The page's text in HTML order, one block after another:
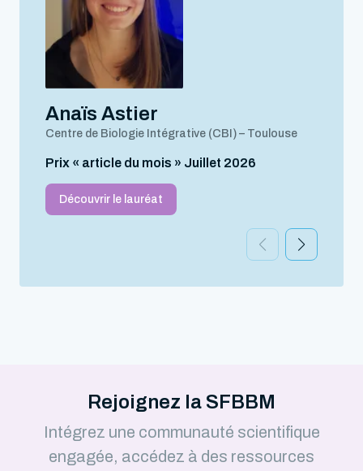
Anaïs Astier
Centre de Biologie Intégrative (CBI) – Toulouse
Prix « article du mois » Juillet 2026
Découvrir le lauréat
Rejoignez la SFBBM
Intégrez une communauté scientifique
engagée, accédez à des ressources